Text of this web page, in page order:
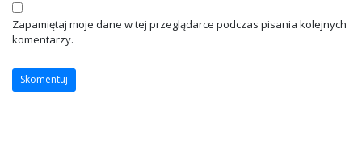
Zapamiętaj moje dane w tej przeglądarce podczas pisania kolejnych
komentarzy.